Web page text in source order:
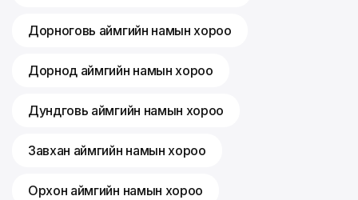
Дорноговь аймгийн намын хороо
Дорнод аймгийн намын хороо
Дундговь аймгийн намын хороо
Завхан аймгийн намын хороо
Орхон аймгийн намын хороо